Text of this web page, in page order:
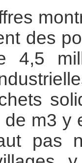
des
4,5
de m3 y
pas